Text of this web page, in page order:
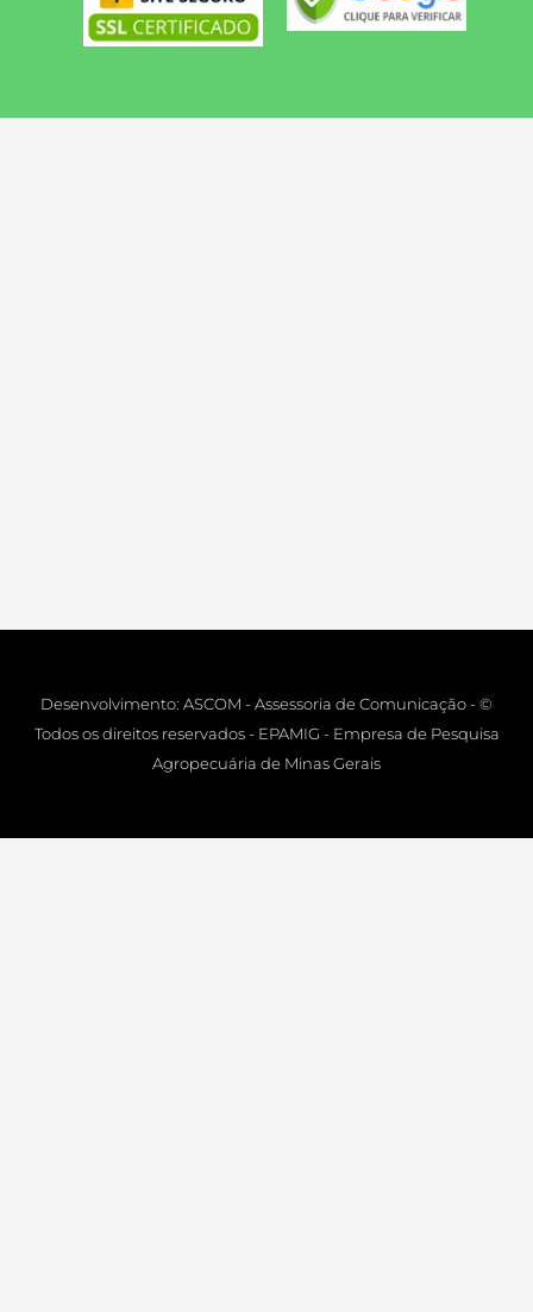
Desenvolvimento: ASCOM - Assessoria de Comunicação - ©
Todos os direitos reservados - EPAMIG - Empresa de Pesquisa
Agropecuária de Minas Gerais